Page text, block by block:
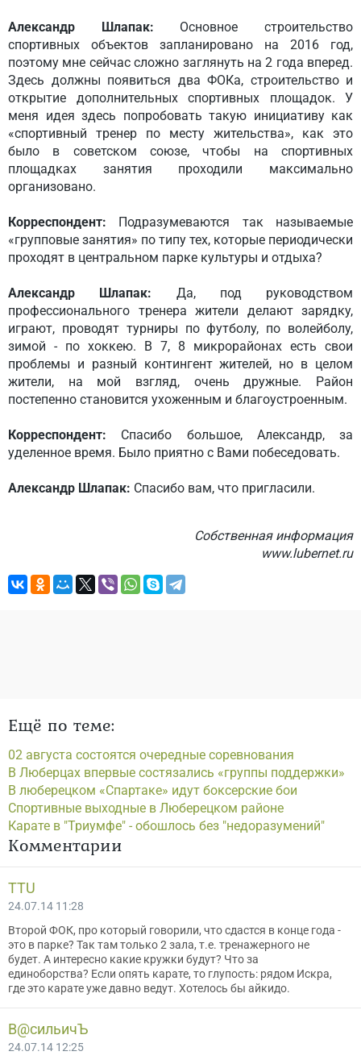
Александр Шлапак: Основное строительство
спортивных объектов запланировано на 2016 год,
поэтому мне сейчас сложно заглянуть на 2 года вперед.
Здесь должны появиться два ФОКа, строительство и
открытие дополнительных спортивных площадок. У
меня идея здесь попробовать такую инициативу как
«спортивный тренер по месту жительства», как это
было в советском союзе, чтобы на спортивных
площадках занятия проходили максимально
организовано.
Корреспондент: Подразумеваются так называемые
«групповые занятия» по типу тех, которые периодически
проходят в центральном парке культуры и отдыха?
Александр Шлапак: Да, под руководством
профессионального тренера жители делают зарядку,
играют, проводят турниры по футболу, по волейболу,
зимой - по хоккею. В 7, 8 микрорайонах есть свои
проблемы и разный контингент жителей, но в целом
жители, на мой взгляд, очень дружные. Район
постепенно становится ухоженным и благоустроенным.
Корреспондент: Спасибо большое, Александр, за
уделенное время. Было приятно с Вами побеседовать.
Александр Шлапак: Спасибо вам, что пригласили.
Собственная информация
www.lubernet.ru
Ещё по теме:
02 августа состоятся очередные соревнования
В Люберцах впервые состязались «группы поддержки»
В люберецком «Спартаке» идут боксерские бои
Спортивные выходные в Люберецком районе
Карате в "Триумфе" - обошлось без "недоразумений"
Комментарии
TTU
24.07.14 11:28
Второй ФОК, про который говорили, что сдастся в конце года -
это в парке? Так там только 2 зала, т.е. тренажерного не
будет. А интересно какие кружки будут? Что за
единоборства? Если опять карате, то глупость: рядом Искра,
где это карате уже давно ведут. Хотелось бы айкидо.
В@cильичЪ
24.07.14 12:25